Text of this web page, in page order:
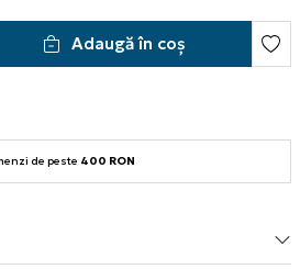
Adaugă în coș
de peste 400 RON